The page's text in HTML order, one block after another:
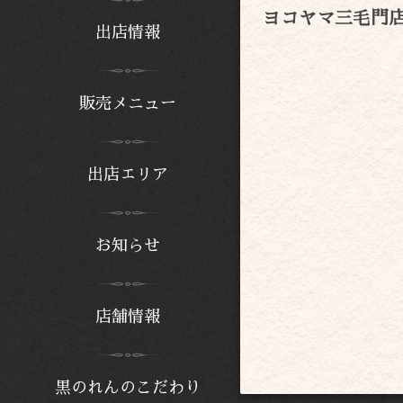
ヨコヤマ三毛門
販売メニュー
出店エリア
お知らせ
店舗情報
黒のれんのこだわり
出店情報